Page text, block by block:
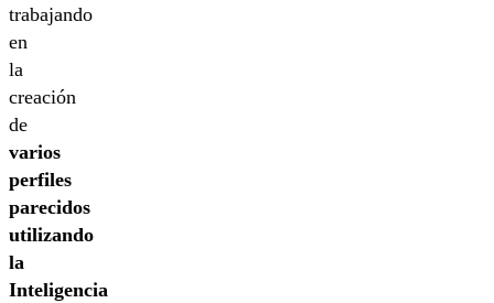
trabajando
en
la
creación
de
varios
perfiles
parecidos
utilizando
la
Inteligencia